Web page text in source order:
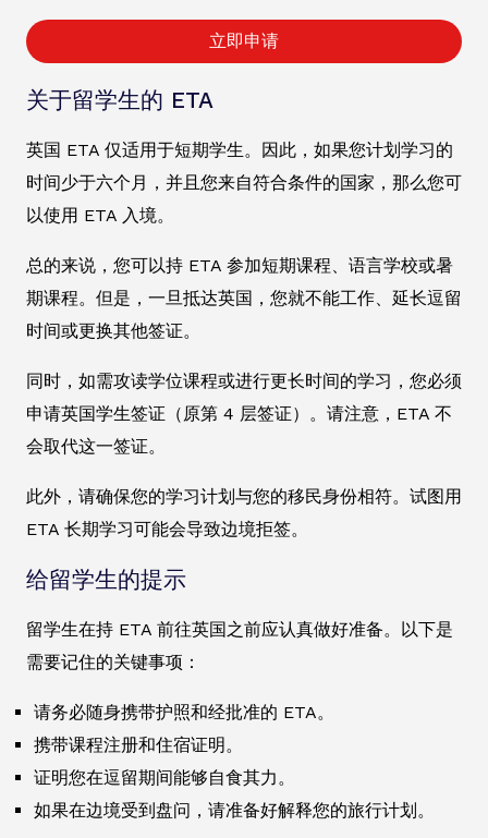
立即申请
关于留学生的 ETA
英国 ETA 仅适用于短期学生。因此，如果您计划学习的
时间少于六个月，并且您来自符合条件的国家，那么您可
以使用 ETA 入境。
总的来说，您可以持 ETA 参加短期课程、语言学校或暑
期课程。但是，一旦抵达英国，您就不能工作、延长逗留
时间或更换其他签证。
同时，如需攻读学位课程或进行更长时间的学习，您必须
申请英国学生签证（原第 4 层签证）。请注意，ETA 不
会取代这一签证。
此外，请确保您的学习计划与您的移民身份相符。试图用
ETA 长期学习可能会导致边境拒签。
给留学生的提示
留学生在持 ETA 前往英国之前应认真做好准备。以下是
需要记住的关键事项：
请务必随身携带护照和经批准的 ETA。
携带课程注册和住宿证明。
证明您在逗留期间能够自食其力。
如果在边境受到盘问，请准备好解释您的旅行计划。